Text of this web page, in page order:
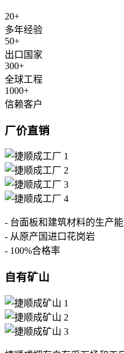
20+
多年经验
50+
出口国家
300+
全球工程
1000+
信赖客户
厂价直销
- 台面板和建筑材料的生产
- 从原产国进口花岗岩
- 100%合格率
自有矿山